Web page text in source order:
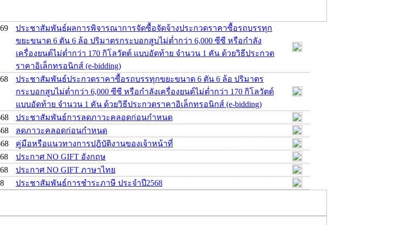
ประชาสัมพันธ์ผลการพิจารณาการจัดซื้อจัดจ้างประกวดราคาซื้อรถบรรทุก
ขยะขนาด 6 ตัน 6 ล้อ ปริมาตรกระบอกสูบไม่ต่ำกว่า 6,000 ซีซี หรือกำลัง
เครื่องยนต์ไม่ต่ำกว่า 170 กิโลวัตต์ แบบอัดท้าย จำนวน 1 คัน ด้วยวิธีประกวด
ราคาอิเล็กทรอนิกส์ (e-bidding)
ประชาสัมพันธ์ประกวดราคาซื้อรถบรรทุกขยะขนาด 6 ตัน 6 ล้อ ปริมาตร
กระบอกสูบไม่ต่ำกว่า 6,000 ซีซี หรือกำลังเครื่องยนต์ไม่ต่ำกว่า 170 กิโลวัตต์
แบบอัดท้าย จำนวน 1 คัน ด้วยวิธีประกวดราคาอิเล็กทรอนิกส์ (e-bidding)
ประชาสัมพันธ์การลดภาวะคลอดก่อนกำหนด
ลดภาวะคลอดก่อนกำหนด
คู่มือหรือแนวทางการปฎิบัติงานของเจ้าหน้าที่
ประกาศ NO GIFT อังกฤษ
ประกาศ NO GIFT ภาษาไทย
ประชาสัมพันธ์การชำระภาษี ประจำปี2568